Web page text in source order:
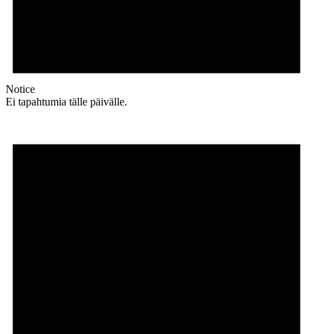
Notice
Ei tapahtumia tälle päivälle.